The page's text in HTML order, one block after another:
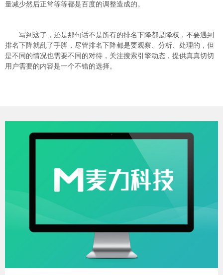
量减少然后正常等等都是百度的调整造成的。
写到这了，还是那句话不是所有的排名下降都是降权，不要遇到
排名下降就乱了手脚，尽管排名下降都是要观察、分析、处理的，但
是不同的情况也需要不同的对待，关注搜索引擎动态，提供真真切切
用户需要的内容是一个不错的选择。